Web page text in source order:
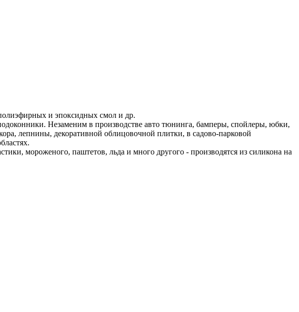
и эпоксидных смол и др.
Незаменим в производстве авто тюнинга, бамперы, спойлеры, юбки,
лепнины, декоративной облицовочной плитки, в садово-парковой
мороженого, паштетов, льда и много другого - производятся из силикона на